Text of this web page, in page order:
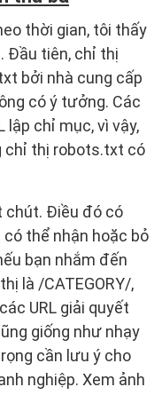
thời gian, tôi thấy
Đầu tiên, chỉ thị
bởi nhà cung cấp
có ý tưởng. Các
lập chỉ mục, vì vậy,
chỉ thị robots.txt có
chút. Điều đó có
thể nhận hoặc bỏ
bạn nhắm đến
là /CATEGORY/,
URL giải quyết
giống như nhạy
cần lưu ý cho
nghiệp. Xem ảnh